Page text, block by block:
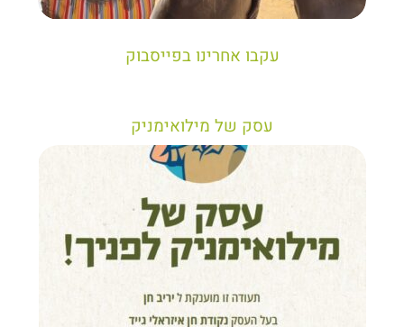
יריב חן, מציג את הקווים המנחים לבניית טיול נכון עבור
תיירים בישראל
עקבו אחרינו בפייסבוק
עסק של מילואימניק